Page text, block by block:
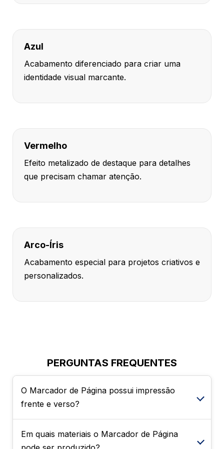
Azul
Acabamento diferenciado para criar uma
identidade visual marcante.
Vermelho
Efeito metalizado de destaque para detalhes
que precisam chamar atenção.
Arco-Íris
Acabamento especial para projetos criativos e
personalizados.
PERGUNTAS FREQUENTES
O Marcador de Página possui impressão
frente e verso?
Sim. O produto pode ser solicitado com
Em quais materiais o Marcador de Página